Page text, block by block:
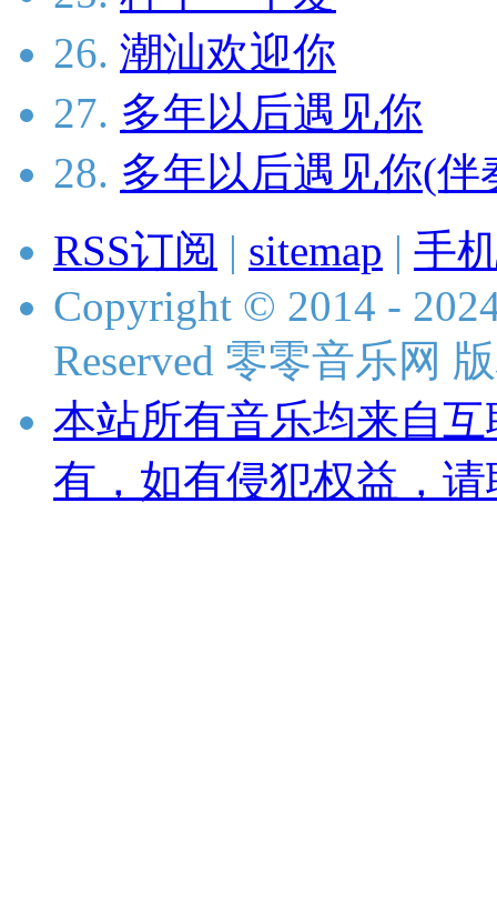
26. 潮汕欢迎你
27. 多年以后遇见你
28. 多年以后遇见你(伴
RSS订阅 | sitemap | 手
Copyright © 2014 -
Reserved 零零音乐网
本站所有音乐均来自
有，如有侵犯权益，